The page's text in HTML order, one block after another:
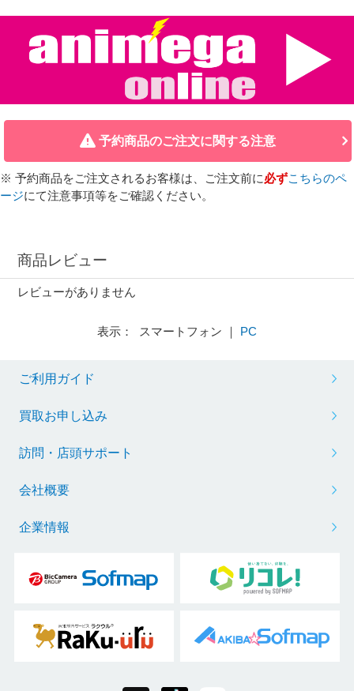
予約商品のご注文に関する注意
※ 予約商品をご注文されるお客様は、ご注文前に必ずこちらのペ
ージにて注意事項等をご確認ください。
商品レビュー
レビューがありません
表示： スマートフォン ｜ PC
ご利用ガイド
買取お申し込み
訪問・店頭サポート
会社概要
企業情報